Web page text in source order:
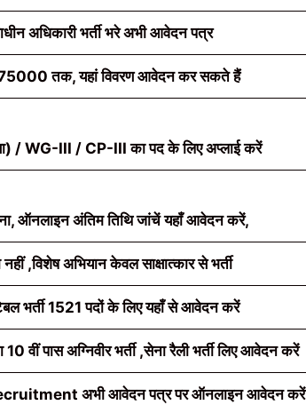
अधिकारी भर्ती भरे अभी आवेदन पत्र
75000 तक, यहां विवरण आवेदन कर सकते हैं
/ WG-III / CP-III का पद के लिए अप्लाई करें
ऑनलाइन अंतिम तिथि जांचें यहाँ आवेदन करें,
नहीं ,विशेष अभियान केवल साक्षात्कार से भर्ती
भर्ती 1521 पदों के लिए यहाँ से आवेदन करें
वीं पास अग्निवीर भर्ती ,सेना रैली भर्ती लिए आवेदन करें
अभी आवेदन पत्र पर ऑनलाइन आवेदन करें